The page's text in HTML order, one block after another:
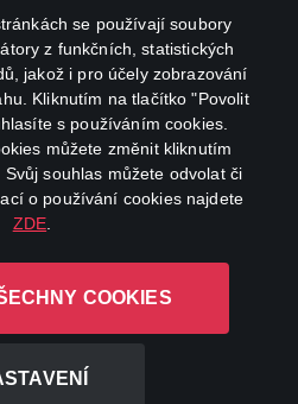
se používají soubory
z funkčních, statistických
jakož i pro účely zobrazování
Kliknutím na tlačítko "Povolit
s používáním cookies.
můžete změnit kliknutím
souhlas můžete odvolat či
o používání cookies najdete
ZDE
COOKIES